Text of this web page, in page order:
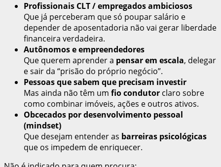
Profissionais CLT / empregados ambiciosos
Que já perceberam que só poupar salário e
depender de aposentadoria não vai gerar liberdade
financeira verdadeira.
Autônomos e empreendedores
Que querem aprender a pensar em escala, delegar
e sair da “prisão do próprio negócio”.
Pessoas que sabem que precisam investir
Mas ainda não têm um fio condutor claro sobre
como combinar imóveis, ações e outros ativos.
Obcecados por desenvolvimento pessoal
(mindset)
Que desejam entender as barreiras psicológicas
que os impedem de enriquecer.